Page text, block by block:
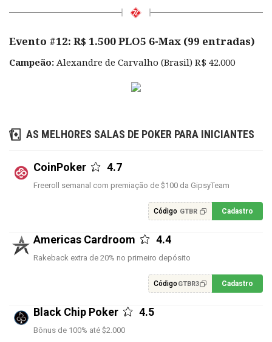
Evento #12: R$ 1.500 PLO5 6-Max (99 entradas)
Campeão: Alexandre de Carvalho (Brasil) R$ 42.000
AS MELHORES SALAS DE POKER PARA INICIANTES
CoinPoker 4.7
Freeroll semanal com premiação de $100 da GipsyTeam
Código GTBR Cadastro
Americas Cardroom 4.4
Rakeback extra de 20% no primeiro depósito
Código GTBR3 Cadastro
Black Chip Poker 4.5
Bônus de 100% até $2.000